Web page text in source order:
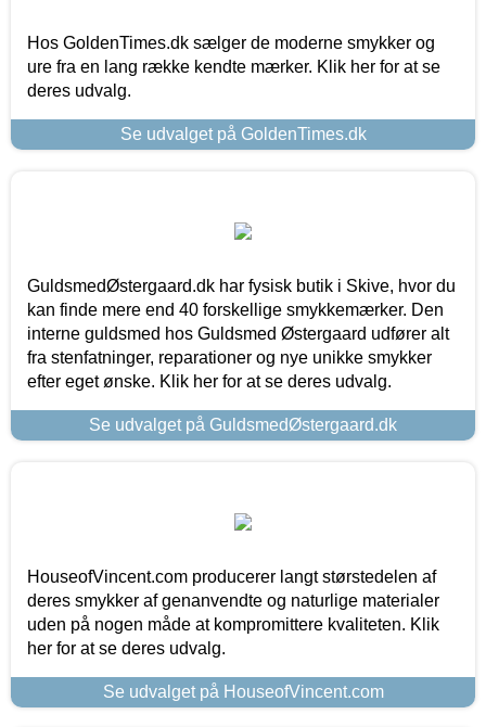
Hos GoldenTimes.dk sælger de moderne smykker og
ure fra en lang række kendte mærker. Klik her for at se
deres udvalg.
Se udvalget på GoldenTimes.dk
GuldsmedØstergaard.dk har fysisk butik i Skive, hvor du
kan finde mere end 40 forskellige smykkemærker. Den
interne guldsmed hos Guldsmed Østergaard udfører alt
fra stenfatninger, reparationer og nye unikke smykker
efter eget ønske. Klik her for at se deres udvalg.
Se udvalget på GuldsmedØstergaard.dk
HouseofVincent.com producerer langt størstedelen af
deres smykker af genanvendte og naturlige materialer
uden på nogen måde at kompromittere kvaliteten. Klik
her for at se deres udvalg.
Se udvalget på HouseofVincent.com